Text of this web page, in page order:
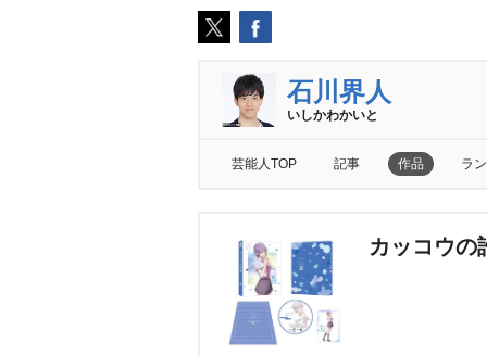
石川界人
いしかわかいと
芸能人TOP 記事 作品 ラ
カッコウの